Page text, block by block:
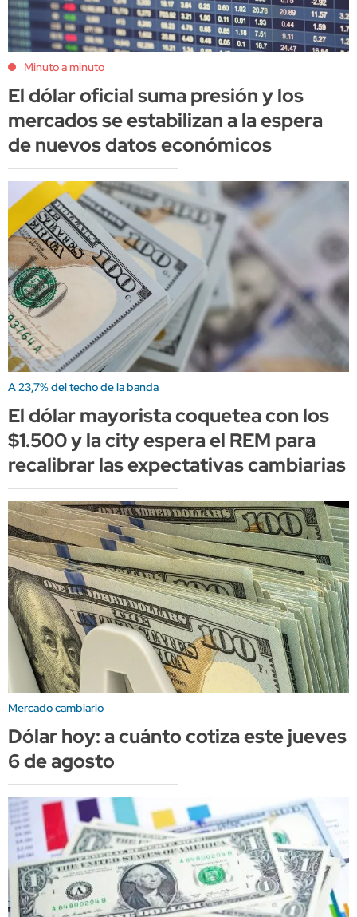
Minuto a minuto
El dólar oficial suma presión y los
mercados se estabilizan a la espera
de nuevos datos económicos
A 23,7% del techo de la banda
El dólar mayorista coquetea con los
$1.500 y la city espera el REM para
recalibrar las expectativas cambiarias
Mercado cambiario
Dólar hoy: a cuánto cotiza este jueves
6 de agosto